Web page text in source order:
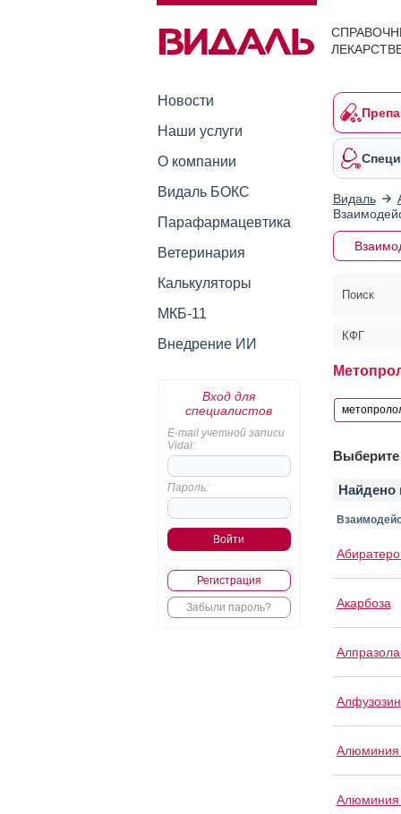
Новости
Наши услуги
О компании
Видаль БОКС
Парафармацевтика
Ветеринария
Калькуляторы
МКБ-11
Внедрение ИИ
Вход для
специалистов
E-mail учетной записи
Vidal:
Пароль:
Регистрация
Забыли пароль?
Видаль
Поиск
КФГ
Выберите
Найдено
Акарбоза
Алфузозин
Алюминия
Алюминия